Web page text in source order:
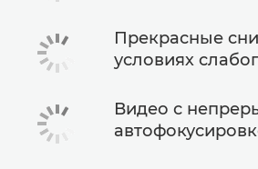
Прекрасные
условиях
Видео с